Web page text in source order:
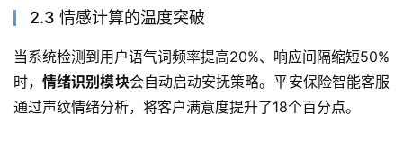
2.3 情感计算的温度突破
当系统检测到用户语气词频率提高20%、响应间隔缩短50%
时，情绪识别模块会自动启动安抚策略。平安保险智能客服
通过声纹情绪分析，将客户满意度提升了18个百分点。